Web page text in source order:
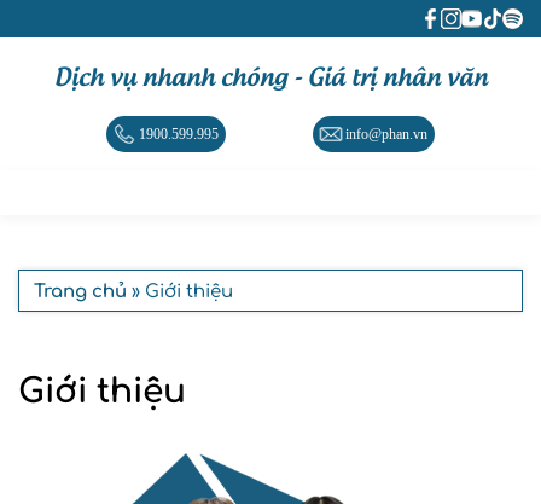
Dịch vụ nhanh chóng - Giá trị nhân văn
1900.599.995 info@phan.vn
Trang chủ » Giới thiệu
Giới thiệu